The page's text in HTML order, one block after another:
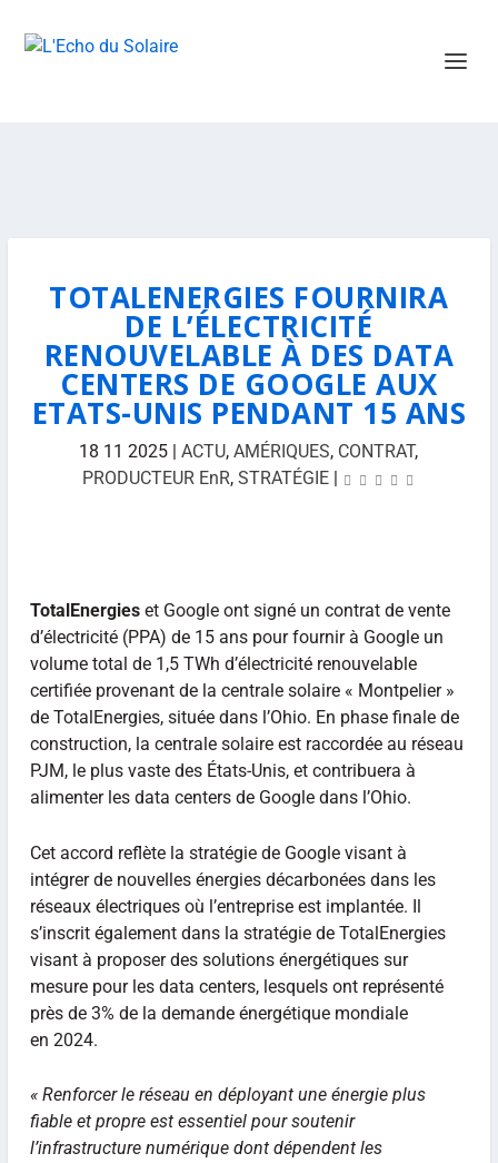
TOTALENERGIES FOURNIRA
DE L’ÉLECTRICITÉ
RENOUVELABLE À DES DATA
CENTERS DE GOOGLE AUX
ETATS-UNIS PENDANT 15 ANS
18 11 2025 |ACTU,AMÉRIQUES, CONTRAT,
PRODUCTEUR EnR, STRATÉGIE|
TotalEnergieset Google ont signé un contrat de vente
d’électricité (PPA) de 15 ans pour fournir à Google un
volume total de 1,5 TWh d’électricité renouvelable
certifiée provenant de la centrale solaire « Montpelier »
de TotalEnergies, située dans l’Ohio. En phase finale de
construction, la centrale solaire est raccordée au réseau
PJM, le plus vaste des États-Unis, et contribuera à
alimenter les data centers de Google dans l’Ohio.
Cet accord reflète la stratégie de Google visant à
intégrer de nouvelles énergies décarbonées dans les
réseaux électriques où l’entreprise est implantée. Il
s’inscrit également dans la stratégie de TotalEnergies
visant à proposer des solutions énergétiques sur
mesure pour les data centers, lesquels ont représenté
près de 3% de la demande énergétique mondiale
en 2024.
« Renforcer le réseau en déployant une énergie plus
fiable et propre est essentiel pour soutenir
l’infrastructure numérique dont dépendent les